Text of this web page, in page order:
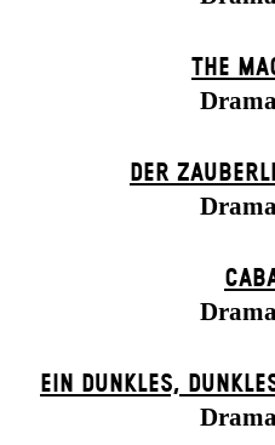
THE
DER
EIN DUNK­LES,